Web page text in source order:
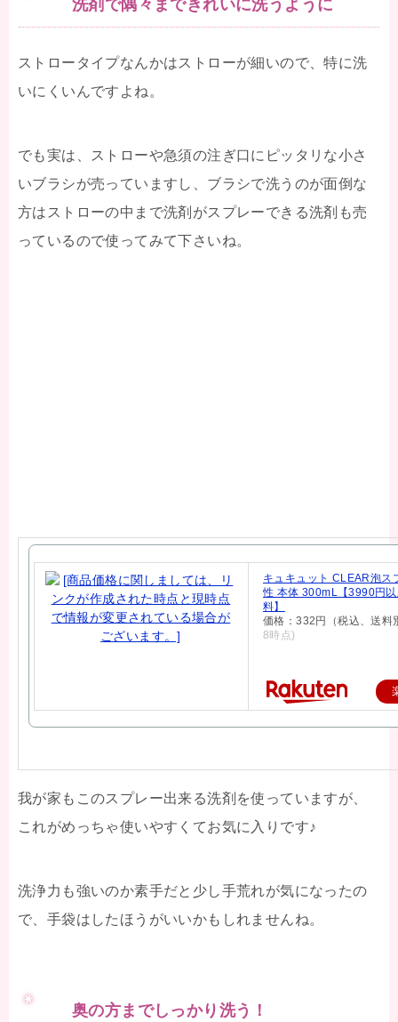
洗剤で隅々まできれいに洗うように
ストロータイプなんかはストローが細いので、特に洗
いにくいんですよね。
でも実は、ストローや急須の注ぎ口にピッタリな小さ
いブラシが売っていますし、ブラシで洗うのが面倒な
方はストローの中まで洗剤がスプレーできる洗剤も売
っているので使ってみて下さいね。
キュキュット CLEAR泡ス
性 本体 300mL【3990円
料】
価格：332円（税込、送料
8時点)
我が家もこのスプレー出来る洗剤を使っていますが、
これがめっちゃ使いやすくてお気に入りです♪
洗浄力も強いのか素手だと少し手荒れが気になったの
で、手袋はしたほうがいいかもしれませんね。
奥の方までしっかり洗う！